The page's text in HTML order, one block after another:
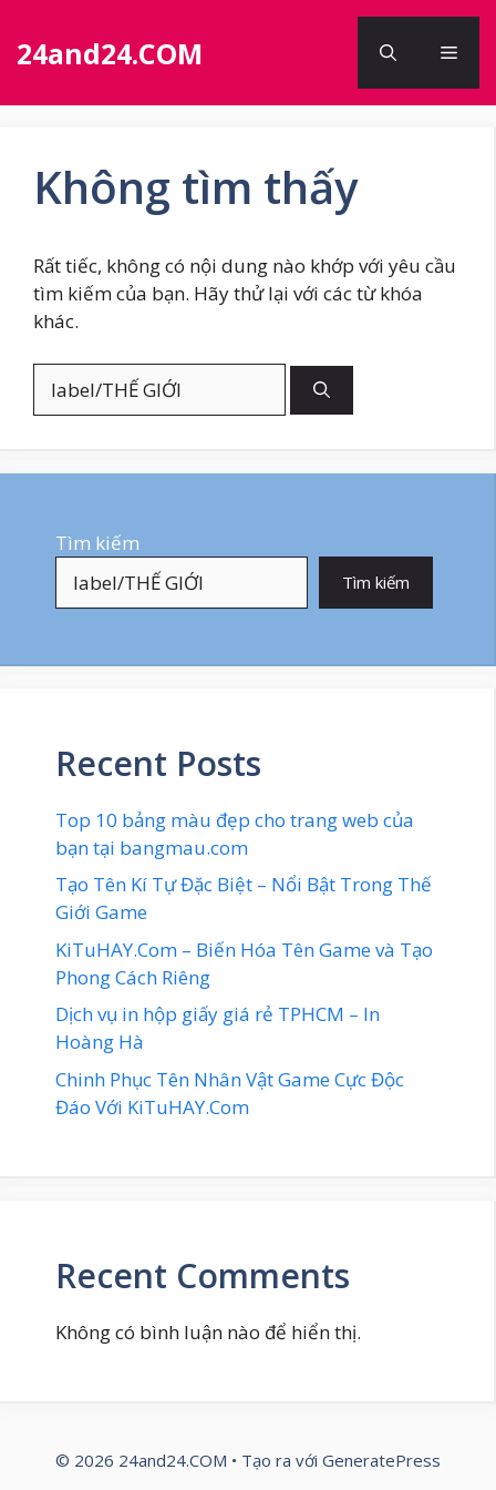
đến
nội24and24.COM
Không tìm thấy
Rất tiếc, không có nội dung nào khớp với yêu cầu
tìm kiếm của bạn. Hãy thử lại với các từ khóa
khác.
kiếm
Tìm kiếm
Tìm kiếm
Recent Posts
Top 10 bảng màu đẹp cho trang web của
bạn tại bangmau.com
Tạo Tên Kí Tự Đặc Biệt – Nổi Bật Trong Thế
Giới Game
KiTuHAY.Com – Biến Hóa Tên Game và Tạo
Phong Cách Riêng
Dịch vụ in hộp giấy giá rẻ TPHCM – In
Hoàng Hà
Chinh Phục Tên Nhân Vật Game Cực Độc
Đáo Với KiTuHAY.Com
Recent Comments
Không có bình luận nào để hiển thị.
© 2026 24and24.COM • Tạo ra với GeneratePress